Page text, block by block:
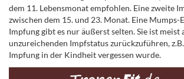
dem 11. Lebensmonat empfohlen. Eine zweite
zwischen dem 15. und 23. Monat. Eine
Impfung gibt es nur äußerst selten. Sie ist meist
unzureichenden Impfstatus zurückzuführen,
Impfung in der Kindheit vergessen wurde.